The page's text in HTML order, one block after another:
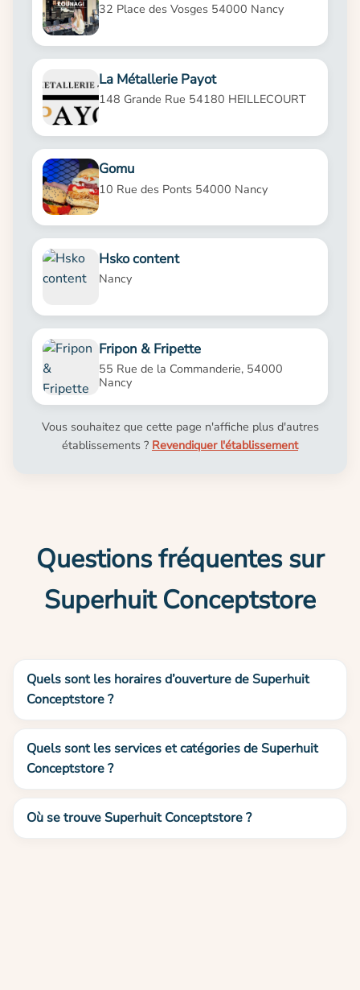
32 Place des Vosges 54000 Nancy
La Métallerie Payot
148 Grande Rue 54180 HEILLECOURT
Gomu
10 Rue des Ponts 54000 Nancy
Hsko content
Nancy
Fripon & Fripette
55 Rue de la Commanderie, 54000
Nancy
Vous souhaitez que cette page n'affiche plus d'autres
établissements ? Revendiquer l'établissement
Questions fréquentes sur
Superhuit Conceptstore
Quels sont les horaires d’ouverture de Superhuit
Conceptstore ?
Quels sont les services et catégories de Superhuit
Conceptstore ?
Où se trouve Superhuit Conceptstore ?